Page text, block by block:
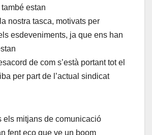
estan
nostra tasca, motivats per
esdeveniments, ja que ens han
de com s’està portant tot el
per part de l’actual sindicat
els mitjans de comunicació
fent eco que ve un boom